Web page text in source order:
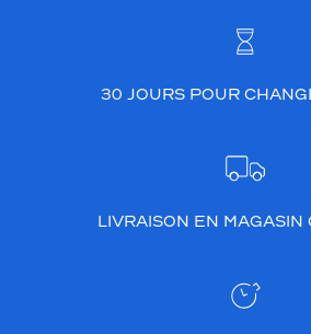
30 JOURS POUR
LIVRAISON EN MAGASIN